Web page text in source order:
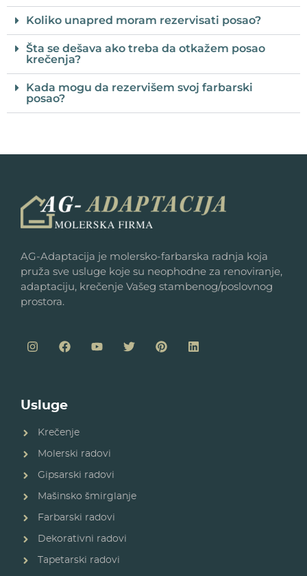
Koliko unapred moram rezervisati posao?
Šta se dešava ako treba da otkažem posao
krečenja?
Kada mogu da rezervišem svoj farbarski
posao?
AG-Adaptacija je molersko-farbarska radnja koja
pruža sve usluge koje su neophodne za renoviranje,
adaptaciju, krečenje Vašeg stambenog/poslovnog
prostora.
Usluge
Krečenje
Molerski radovi
Gipsarski radovi
Mašinsko šmirglanje
Farbarski radovi
Dekorativni radovi
Tapetarski radovi